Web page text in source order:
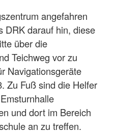
angefahren
DRK darauf hin, diese
über die
Teichweg vor zu
Navigationsgeräte
Zu Fuß sind die Helfer
und dort im Bereich
an zu treffen.